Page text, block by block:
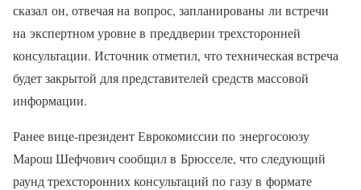
сказал он, отвечая на вопрос, запланированы ли встречи
на экспертном уровне в преддверии трехсторонней
консультации. Источник отметил, что техническая встреча
будет закрытой для представителей средств массовой
информации.
Ранее вице-президент Еврокомиссии по энергосоюзу
Марош Шефчович сообщил в Брюсселе, что следующий
раунд трехсторонних консультаций по газу в формате